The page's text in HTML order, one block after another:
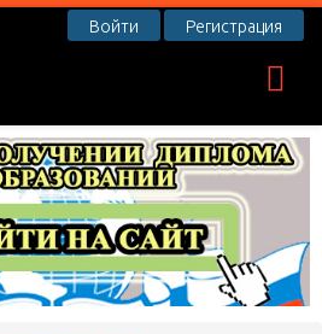
Войти Регистрация